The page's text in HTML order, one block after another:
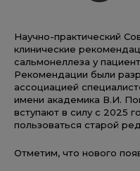
Научно-практический
клинические
сальмонеллеза у
Рекомендации были
ассоциацией
имени академика В.И.
вступают в силу с 2025
пользоваться старой
Отметим, что нового